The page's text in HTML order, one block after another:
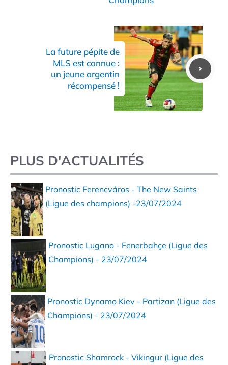
La future pépite de
MLS est connue :
un jeune argentin
récompensé !
PLUS D'ACTUALITÉS
Pronostic Ferencváros - The New Saints
(Ligue des champions) -23/07/2024
Pronostic Lugano - Fenerbahçe (Ligue des
Champions) - 23/07/2024
Pronostic Dynamo Kiev - Partizan (Ligue des
Champions) - 23/07/2024
Pronostic Shamrock - Vikingur (Ligue des